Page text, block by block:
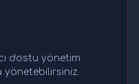
dostu yönetim
yönetebilirsiniz.